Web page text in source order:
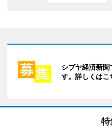
シブヤ経済新聞
す。詳しくはこ
特